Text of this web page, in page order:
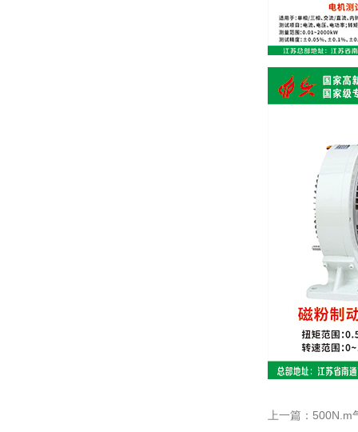
上一篇： 500N.m